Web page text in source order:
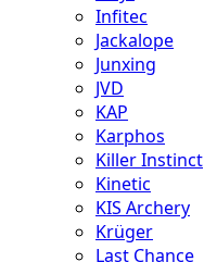
Infitec
Jackalope
Junxing
JVD
KAP
Karphos
Killer Instinct
Kinetic
KIS Archery
Krüger
Last Chance